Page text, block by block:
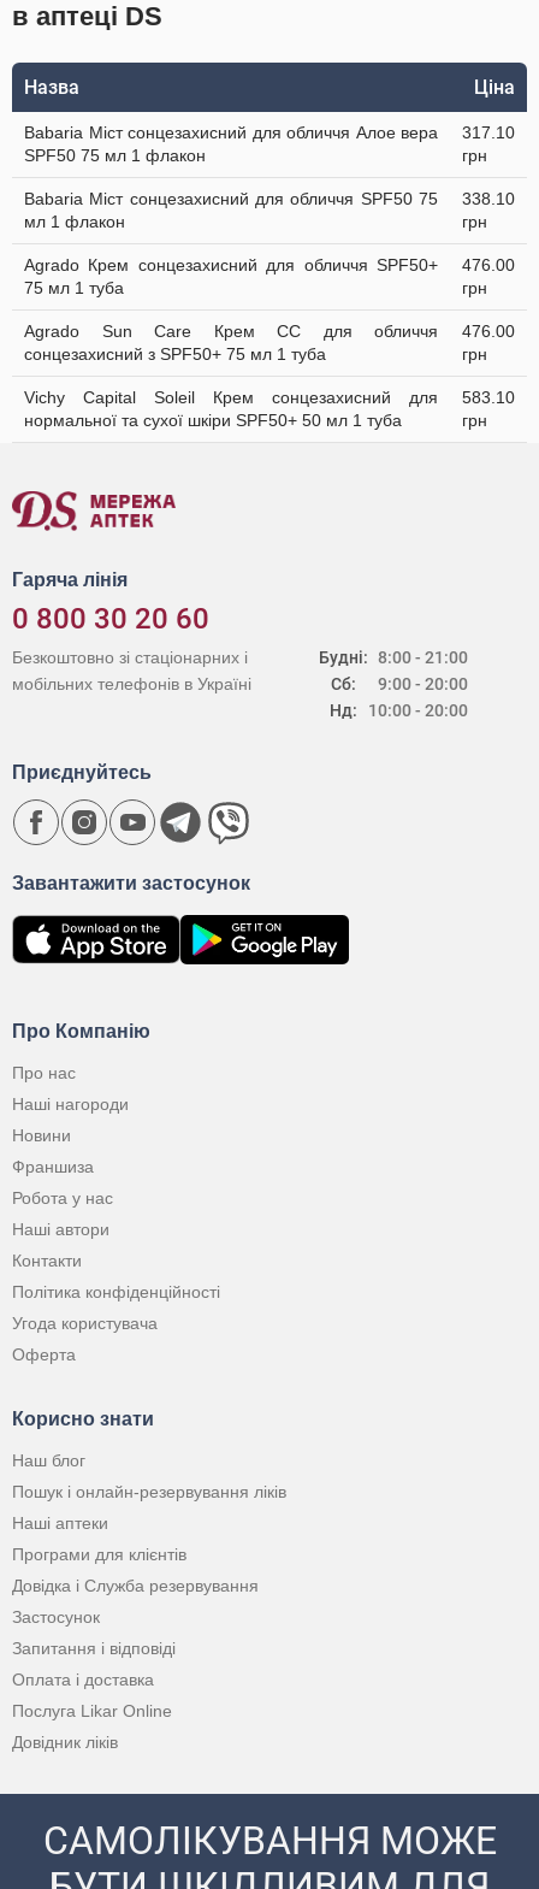
в аптеці DS
Назва Ціна
Babaria Міст сонцезахисний для обличчя Алое вера
SPF50 75 мл 1 флакон
317.10
грн
Babaria Міст сонцезахисний для обличчя SPF50 75
мл 1 флакон
338.10
грн
Agrado Крем сонцезахисний для обличчя SPF50+
75 мл 1 туба
476.00
грн
Agrado Sun Care Крем СС для обличчя
сонцезахисний з SPF50+ 75 мл 1 туба
476.00
грн
Vichy Capital Soleil Крем сонцезахисний для
нормальної та сухої шкіри SPF50+ 50 мл 1 туба
583.10
грн
Гаряча лінія
0 800 30 20 60
Будні:
Сб:
Нд:
8:00 - 21:00
9:00 - 20:00
10:00 - 20:00
Безкоштовно зі стаціонарних і
мобільних телефонів в Україні
Про Компанію
Про нас
Наші нагороди
Новини
Франшиза
Робота у нас
Наші автори
Контакти
Політика конфіденційності
Угода користувача
Оферта
Корисно знати
Наш блог
Пошук і онлайн-резервування ліків
Наші аптеки
Програми для клієнтів
Довідка і Служба резервування
Застосунок
Запитання і відповіді
Оплата і доставка
Послуга Likar Online
Довідник ліків
Завантажити застосунок
Приєднуйтесь
САМОЛІКУВАННЯ МОЖЕ